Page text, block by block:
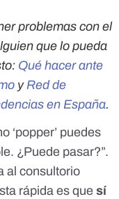
problemas con el
que lo pueda
Qué hacer ante
yRed de
en España.
‘popper’ puedes
¿Puede pasar?”.
al consultorio
rápida es que sí